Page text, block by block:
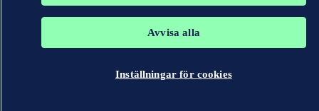
Avvisa alla
Inställningar för cookies